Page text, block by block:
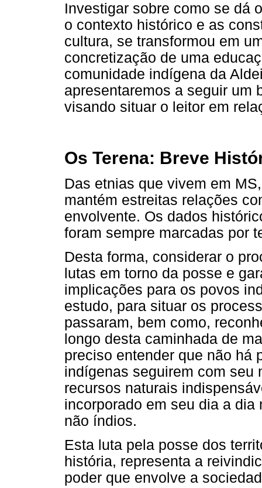
Investigar sobre como se dá
o contexto histórico e as
cultura, se transformou em
concretização de uma
comunidade indígena da
apresentaremos a seguir um
visando situar o leitor em
Os Terena: Breve
Das etnias que vivem em
mantém estreitas relações
envolvente. Os dados
foram sempre marcadas por
Desta forma, considerar o
lutas em torno da posse e
implicações para os povos
estudo, para situar os
passaram, bem como,
longo desta caminhada de
preciso entender que não há
indígenas seguirem com seu
recursos naturais
incorporado em seu dia a
não índios.
Esta luta pela posse dos
história, representa a
poder que envolve a